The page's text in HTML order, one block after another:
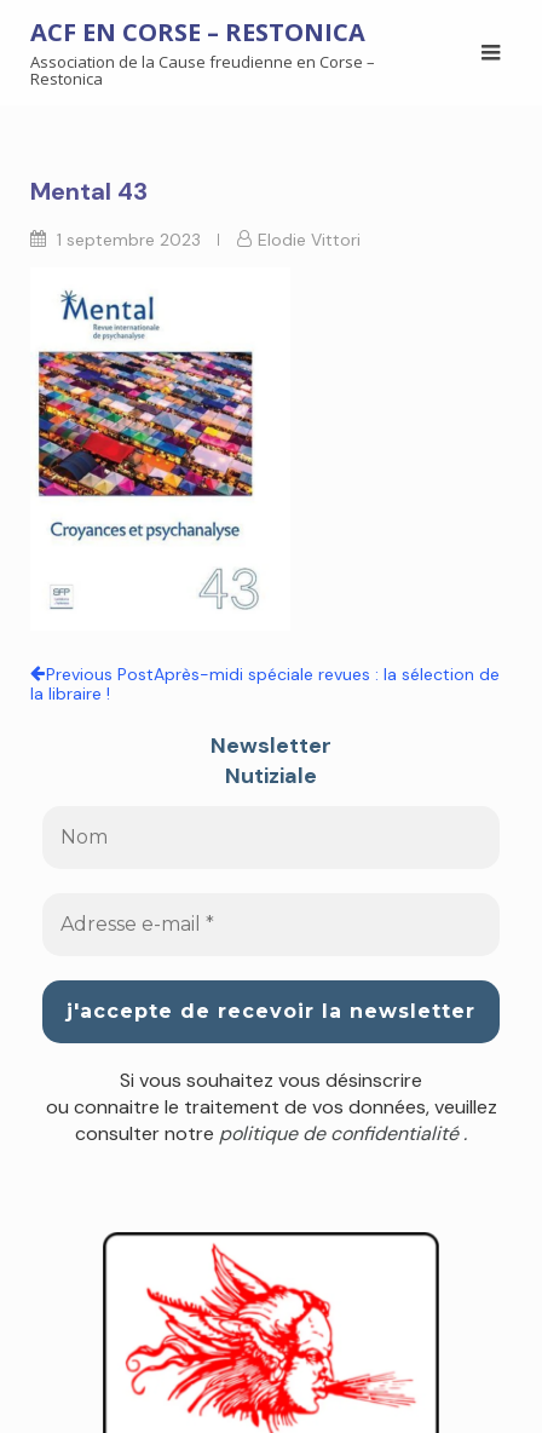
ACF EN CORSE – RESTONICA
Association de la Cause freudienne en Corse –
Restonica
Mental 43
1 septembre 2023 Elodie Vittori
Previous PostAprès-midi spéciale revues : la sélection de
la libraire !
Newsletter
Nutiziale
Si vous souhaitez vous désinscrire
ou connaitre le traitement de vos données, veuillez
consulter notre politique de confidentialité .